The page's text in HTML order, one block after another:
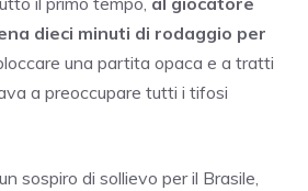
dieci minuti di rodaggio per
una partita opaca e a tratti
a preoccupare tutti i tifosi
sospiro di sollievo per il Brasile,